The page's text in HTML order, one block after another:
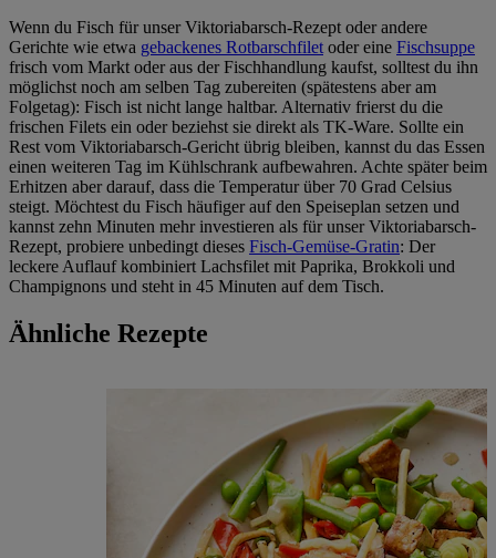
Wenn du Fisch für unser Viktoriabarsch-Rezept oder andere
Gerichte wie etwa gebackenes Rotbarschfilet oder eine Fischsuppe
frisch vom Markt oder aus der Fischhandlung kaufst, solltest du ihn
möglichst noch am selben Tag zubereiten (spätestens aber am
Folgetag): Fisch ist nicht lange haltbar. Alternativ frierst du die
frischen Filets ein oder beziehst sie direkt als TK-Ware. Sollte ein
Rest vom Viktoriabarsch-Gericht übrig bleiben, kannst du das Essen
einen weiteren Tag im Kühlschrank aufbewahren. Achte später beim
Erhitzen aber darauf, dass die Temperatur über 70 Grad Celsius
steigt. Möchtest du Fisch häufiger auf den Speiseplan setzen und
kannst zehn Minuten mehr investieren als für unser Viktoriabarsch-
Rezept, probiere unbedingt dieses Fisch-Gemüse-Gratin: Der
leckere Auflauf kombiniert Lachsfilet mit Paprika, Brokkoli und
Champignons und steht in 45 Minuten auf dem Tisch.
Ähnliche Rezepte